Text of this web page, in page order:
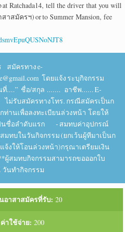
Ratchada14, tell the driver that you will
าสมัครฯ) or to Summer Mansion, fee
สมัครทาง e-
โดยแจ้ง ระบุกิจกรรม
ที่....” ชื่อ/สกุล ....... อาชีพ...... E-
ไม่รับสมัครทางโทร. กรณีสมัครเป็นก
ท่านเพื่อลงทะเบียนล่วงหน้า โดยให้
นชื่อลำดับแรก - สมทบค่าอุปกรณ์
มทบในวันกิจกรรม (ยกเว้นผู้ทีมาเป็นก
จ้งให้โอนล่วงหน้า)กรุณาเตรียมเงิน
ผู้สมทบกิจกรรมสามารถขอออกใบ
วันทำกิจกรรม
อาสาสมัครที่รับ: 20
ค่าใช้จ่าย: 200